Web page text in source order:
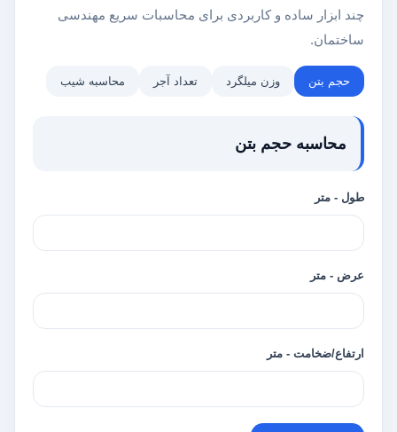
چند ابزار ساده و کاربردی برای محاسبات سریع مهندسی
ساختمان.
حجم بتن وزن میلگرد تعداد آجر محاسبه شیب
محاسبه حجم بتن
طول - متر
عرض - متر
ارتفاع/ضخامت - متر